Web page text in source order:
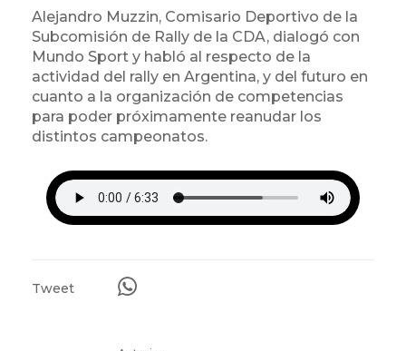
Alejandro Muzzin, Comisario Deportivo de la
Subcomisión de Rally de la CDA, dialogó con
Mundo Sport y habló al respecto de la
actividad del rally en Argentina, y del futuro en
cuanto a la organización de competencias
para poder próximamente reanudar los
distintos campeonatos.
Tweet